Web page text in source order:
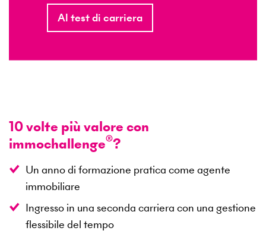
Al test di carriera
10 volte più valore con
immochallenge®?
Un anno di formazione pratica come agente
immobiliare
Ingresso in una seconda carriera con una gestione
flessibile del tempo